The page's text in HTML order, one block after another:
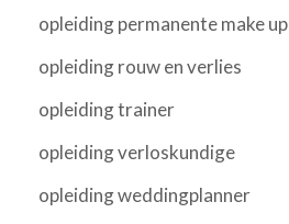
opleiding permanente make up
opleiding rouw en verlies
opleiding trainer
opleiding verloskundige
opleiding weddingplanner